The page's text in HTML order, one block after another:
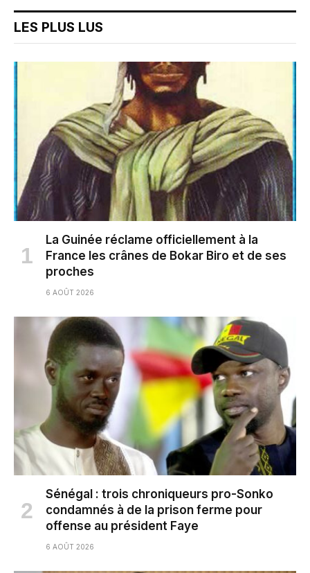
LES PLUS LUS
La Guinée réclame officiellement à la
France les crânes de Bokar Biro et de ses
proches
6 AOÛT 2026
Sénégal : trois chroniqueurs pro-Sonko
condamnés à de la prison ferme pour
offense au président Faye
6 AOÛT 2026